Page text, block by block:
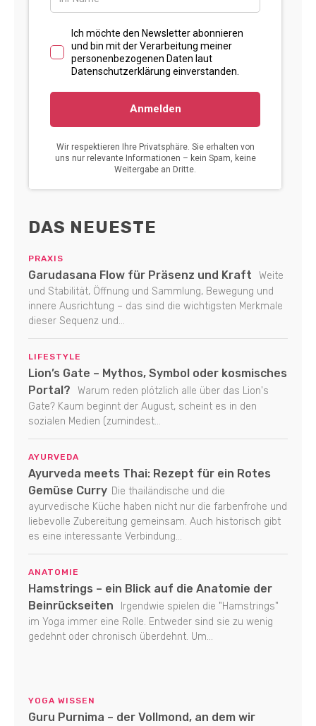
DAS NEUESTE
PRAXIS
Garudasana Flow für Präsenz und Kraft
Weite
und Stabilität, Öffnung und Sammlung, Bewegung und
innere Ausrichtung – das sind die wichtigsten Merkmale
dieser Sequenz und...
LIFESTYLE
Lion’s Gate – Mythos, Symbol oder kosmisches
Portal?
Warum reden plötzlich alle über das Lion's
Gate? Kaum beginnt der August, scheint es in den
sozialen Medien (zumindest...
AYURVEDA
Ayurveda meets Thai: Rezept für ein Rotes
Gemüse Curry Die thailändische und die
ayurvedische Küche haben nicht nur die farbenfrohe und
liebevolle Zubereitung gemeinsam. Auch historisch gibt
es eine interessante Verbindung...
ANATOMIE
Hamstrings – ein Blick auf die Anatomie der
Beinrückseiten
Irgendwie spielen die "Hamstrings"
im Yoga immer eine Rolle. Entweder sind sie zu wenig
gedehnt oder chronisch überdehnt. Um...
YOGA WISSEN
Guru Purnima – der Vollmond, an dem wir